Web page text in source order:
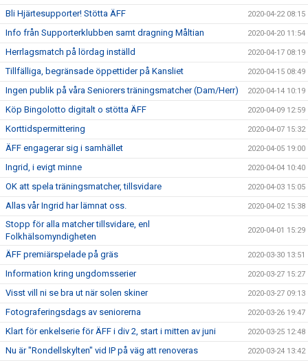
Bli Hjärtesupporter! Stötta ÄFF 2020-04-22 08:15
Info från Supporterklubben samt dragning Måltian 2020-04-20 11:54
Herrlagsmatch på lördag inställd 2020-04-17 08:19
Tillfälliga, begränsade öppettider på Kansliet 2020-04-15 08:49
Ingen publik på våra Seniorers träningsmatcher (Dam/Herr) 2020-04-14 10:19
Köp Bingolotto digitalt o stötta ÄFF 2020-04-09 12:59
Korttidspermittering 2020-04-07 15:32
ÄFF engagerar sig i samhället 2020-04-05 19:00
Ingrid, i evigt minne 2020-04-04 10:40
OK att spela träningsmatcher, tillsvidare 2020-04-03 15:05
Allas vår Ingrid har lämnat oss. 2020-04-02 15:38
Stopp för alla matcher tillsvidare, enl
Folkhälsomyndigheten
2020-04-01 15:29
ÄFF premiärspelade på gräs 2020-03-30 13:51
Information kring ungdomsserier 2020-03-27 15:27
Visst vill ni se bra ut när solen skiner 2020-03-27 09:13
Fotograferingsdags av seniorerna 2020-03-26 19:47
Klart för enkelserie för ÄFF i div 2, start i mitten av juni 2020-03-25 12:48
Nu är "Rondellskylten" vid IP på väg att renoveras 2020-03-24 13:42